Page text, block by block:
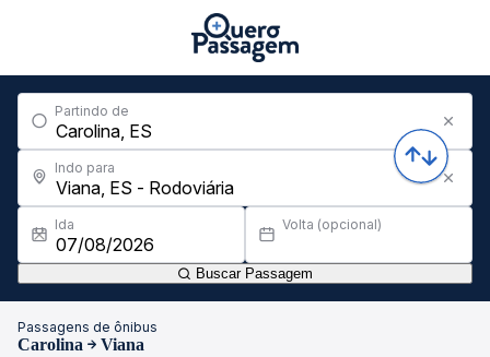
Partindo de
Indo para
Ida Volta (opcional)
Buscar Passagem
Passagens de ônibus
Carolina Viana